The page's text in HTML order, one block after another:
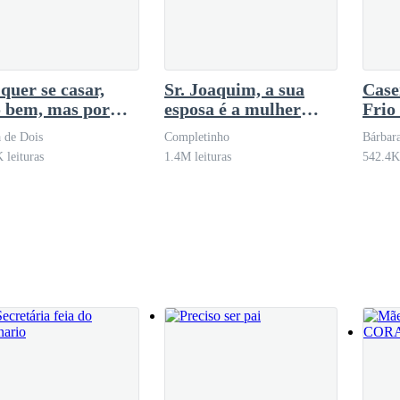
se casar,
bem, mas por
pela
de Dois
leituras
Sr. Joaquim, a sua
esposa é a mulher
daquela noite!
Completinho
1.4M leituras
Frio